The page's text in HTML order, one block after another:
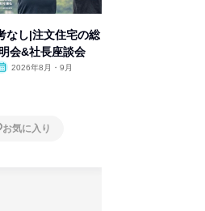
なし|注文住宅の総
会&社長座談会
2026年8月・9月
お気に入り